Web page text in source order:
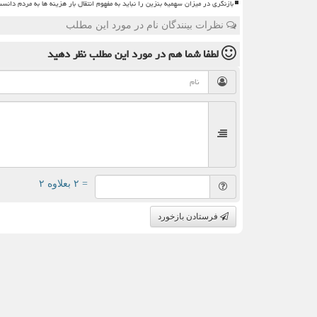
بازنگری در میزان سهمیه بنزین را نباید به مفهوم انتقال بار هزینه ها به مردم
نظرات بینندگان نام در مورد این مطلب
لطفا شما همدر مورد این مطلبنظر دهید
= ۲ بعلاوه ۲
فرستادن بازخورد